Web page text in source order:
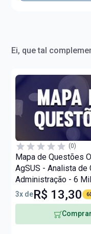
Ei, que tal
(0)
Mapa de Questões
AgSUS - Analista de
Administração - 6
3x deR$ 13,30
Comprar